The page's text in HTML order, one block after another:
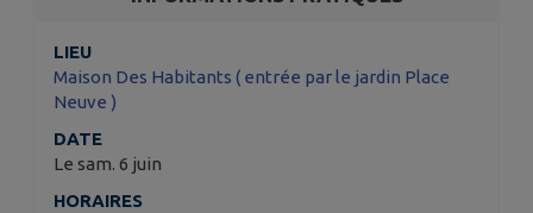
LIEU
Maison Des Habitants ( entrée par le jardin Place
Neuve )
DATE
Le sam. 6 juin
HORAIRES